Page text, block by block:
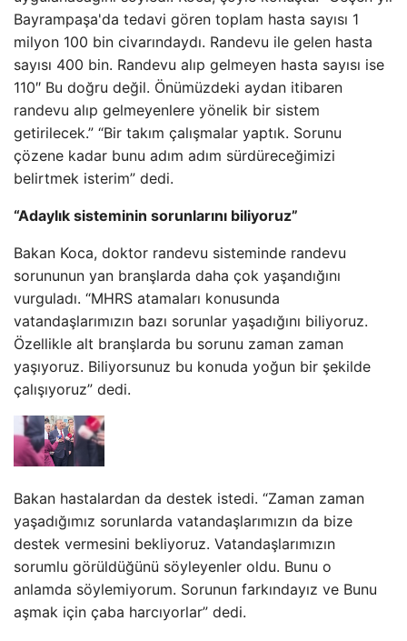
Bayrampaşa'da tedavi gören toplam hasta sayısı 1
milyon 100 bin civarındaydı. Randevu ile gelen hasta
sayısı 400 bin. Randevu alıp gelmeyen hasta sayısı ise
110″ Bu doğru değil. Önümüzdeki aydan itibaren
randevu alıp gelmeyenlere yönelik bir sistem
getirilecek.” “Bir takım çalışmalar yaptık. Sorunu
çözene kadar bunu adım adım sürdüreceğimizi
belirtmek isterim” dedi.
“Adaylık sisteminin sorunlarını biliyoruz”
Bakan Koca, doktor randevu sisteminde randevu
sorununun yan branşlarda daha çok yaşandığını
vurguladı. “MHRS atamaları konusunda
vatandaşlarımızın bazı sorunlar yaşadığını biliyoruz.
Özellikle alt branşlarda bu sorunu zaman zaman
yaşıyoruz. Biliyorsunuz bu konuda yoğun bir şekilde
çalışıyoruz” dedi.
Bakan hastalardan da destek istedi. “Zaman zaman
yaşadığımız sorunlarda vatandaşlarımızın da bize
destek vermesini bekliyoruz. Vatandaşlarımızın
sorumlu görüldüğünü söyleyenler oldu. Bunu o
anlamda söylemiyorum. Sorunun farkındayız ve Bunu
aşmak için çaba harcıyorlar” dedi.